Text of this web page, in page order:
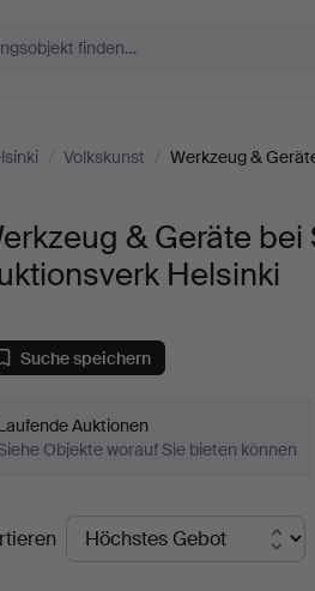
/ Volkskunst / Werkzeug &
& Geräte
Helsinki
Suche speichern
Auktionen
Objekte worauf Sie bieten können